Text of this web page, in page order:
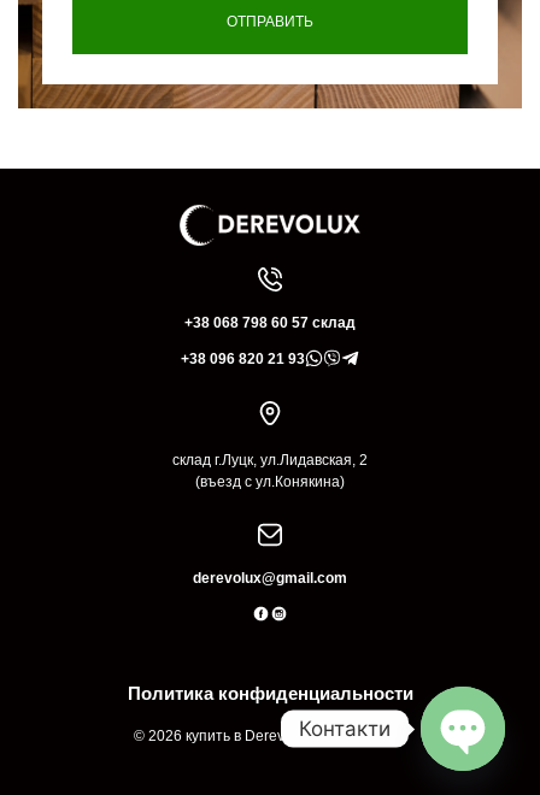
+38 068 798 60 57 склад
+38 096 820 21 93
склад г.Луцк, ул.Лидавская, 2
(въезд с ул.Конякина)
derevolux@gmail.com
Политика конфиденциальности
© 2026 купить в Derevolux Луцк Украина
Контакти